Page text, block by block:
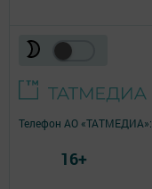
Телефон АО «ТАТМЕДИА»:
16+